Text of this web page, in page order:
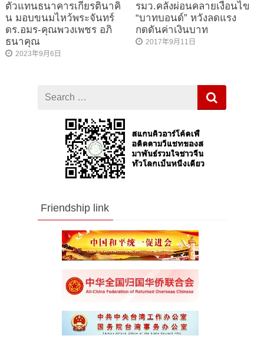
ตัวแทนธนาคารเกียรตินาคิ
น มอบขนมไหว้พระจันทร์
ดร.อมร-คุณพวงเพชร อภิ
ธนาคุณ
2023年9月6日
รมว.คลังผ่อนคลายเงื่อนไข
“บาทบอนด์” หวังลดแรง
กดดันค่าเงินบาท
2017年9月11日
for
Friendship link